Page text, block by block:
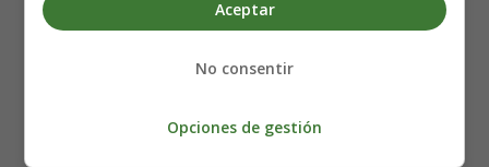
de Williams?
centra en abordar los síntomas específicos de cada
Aceptar
No consentir
Opciones de gestión